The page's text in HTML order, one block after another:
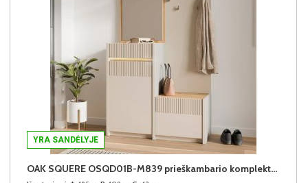
YRA SANDĖLYJE
OAK SQUERE OSQD01B-M839 prieškambario komplektas